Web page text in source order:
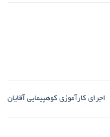
اجرای کارآموزی کوهپیمایی آقایان